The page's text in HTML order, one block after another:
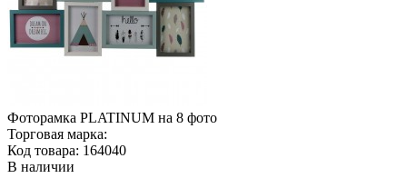
Фоторамка PLATINUM на 8 фото
Торговая марка:
Код товара: 164040
В наличии